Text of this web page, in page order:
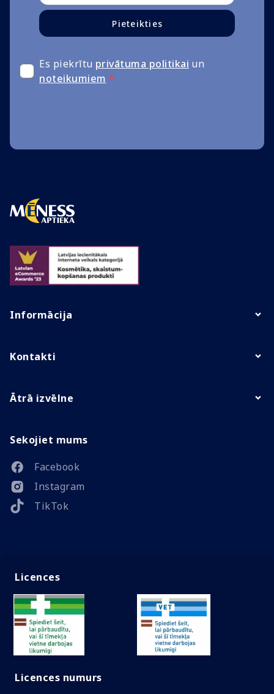
Pieteikties
Es piekrītu privātuma politikai un
noteikumiem *
Informācija
Kontakti
Ātrā izvēlne
Sekojiet mums
Facebook
Instagram
TikTok
Licences
Licences numurs